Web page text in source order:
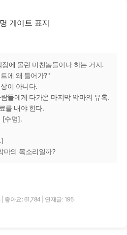
에 몰린 미친놈들이나 하는 거지.
에 왜 들어가?"
이 아니다.
들에게 다가온 마지막 악마의 유혹.
를 내야 한다.
[수명].
마의 목소리일까?
좋아요: 61,784 연재글: 195